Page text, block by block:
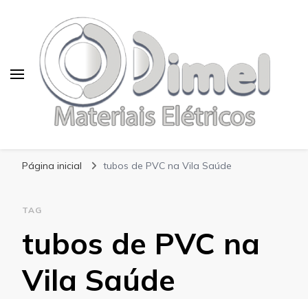
Página inicial tubos de PVC na Vila Saúde
TAG
tubos de PVC na
Vila Saúde